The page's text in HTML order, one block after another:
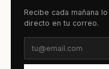
Recibe cada mañana
directo en tu correo.